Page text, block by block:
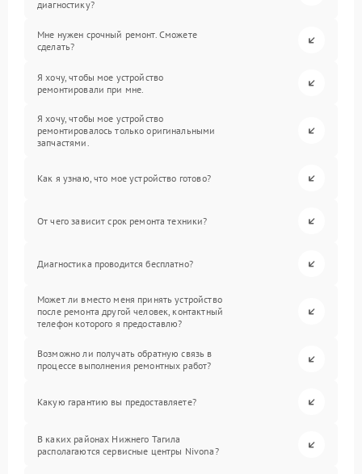
диагностику?
Мне нужен срочный ремонт. Сможете
сделать?
Я хочу, чтобы мое устройство
ремонтировали при мне.
Я хочу, чтобы мое устройство
ремонтировалось только оригинальными
запчастями.
Как я узнаю, что мое устройство готово?
От чего зависит срок ремонта техники?
Диагностика проводится бесплатно?
Может ли вместо меня принять устройство
после ремонта другой человек, контактный
телефон которого я предоставлю?
Возможно ли получать обратную связь в
процессе выполнения ремонтных работ?
Какую гарантию вы предоставляете?
В каких районах Нижнего Тагила
располагаются сервисные центры Nivona?